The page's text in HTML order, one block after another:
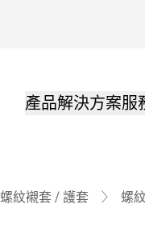
產品解決方案服
螺紋襯套 / 護套 螺